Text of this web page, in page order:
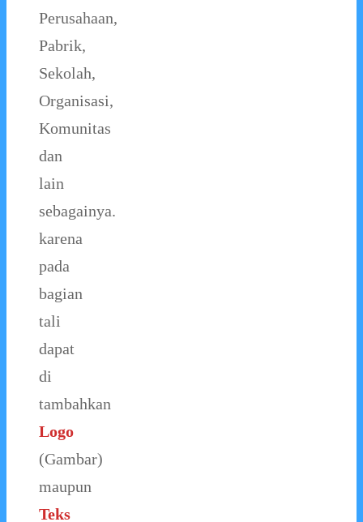
Perusahaan,
Pabrik,
Sekolah,
Organisasi,
Komunitas
dan
lain
sebagainya.
karena
pada
bagian
tali
dapat
di
tambahkan
Logo
(Gambar)
maupun
Teks